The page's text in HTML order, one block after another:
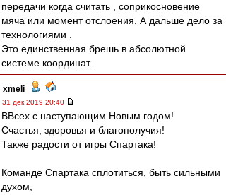
передачи когда считать , соприкосновение
мяча или момент отслоения. А дальше дело за
технологиями .
Это единственная брешь в абсолютной
системе координат.
xmeli -
31 дек 2019 20:40
ВВсех с наступающим Новым годом!
Счастья, здоровья и благополучия!
Также радости от игры Спартака!
Команде Спартака сплотиться, быть сильными
духом,